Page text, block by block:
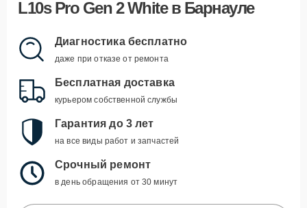
L10s Pro Gen 2 Whiteв Барнауле
Диагностика бесплатно
даже при отказе от ремонта
Бесплатная доставка
курьером собственной службы
Гарантия до 3 лет
на все виды работ и запчастей
Срочный ремонт
в день обращения от 30 минут